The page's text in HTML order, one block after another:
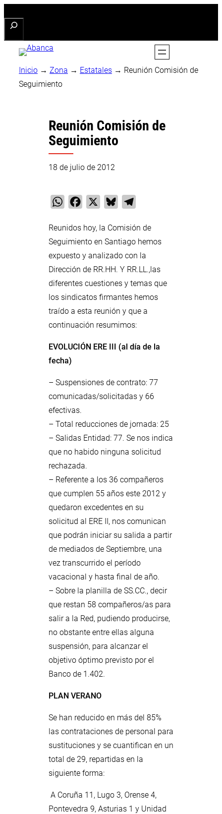
contenido
Inicio → Zona → Estatales → Reunión Comisión de
Seguimiento
Reunión Comisión de
Seguimiento
18 de julio de 2012
WhatsAppFacebook Bluesky
Reunidos hoy, la Comisión de
Seguimiento en Santiago hemos
expuesto y analizado con la
Dirección de RR.HH. Y RR.LL.,las
diferentes cuestiones y temas que
los sindicatos firmantes hemos
traído a esta reunión y que a
continuación resumimos:
EVOLUCIÓN ERE III (al día de la
fecha)
– Suspensiones de contrato: 77
comunicadas/solicitadas y 66
efectivas.
– Total reducciones de jornada: 25
– Salidas Entidad: 77. Se nos indica
que no habido ninguna solicitud
rechazada.
– Referente a los 36 compañeros
que cumplen 55 años este 2012 y
quedaron excedentes en su
solicitud al ERE II, nos comunican
que podrán iniciar su salida a partir
de mediados de Septiembre, una
vez transcurrido el período
vacacional y hasta final de año.
– Sobre la planilla de SS.CC., decir
que restan 58 compañeros/as para
salir a la Red, pudiendo producirse,
no obstante entre ellas alguna
suspensión, para alcanzar el
objetivo óptimo previsto por el
Banco de 1.402.
PLAN VERANO
Se han reducido en más del 85%
las contrataciones de personal para
sustituciones y se cuantifican en un
total de 29, repartidas en la
siguiente forma:
A Coruña 11, Lugo 3, Orense 4,
Pontevedra 9, Asturias 1 y Unidad